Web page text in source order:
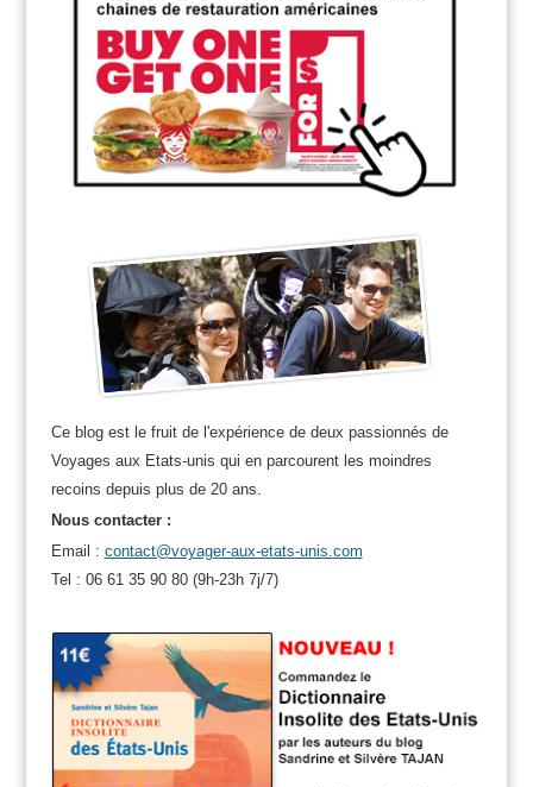
Ce blog est le fruit de l'expérience de deux passionnés de
Voyages aux Etats-unis qui en parcourent les moindres
recoins depuis plus de 20 ans.
Nous contacter :
Email : contact@voyager-aux-etats-unis.com
Tel : 06 61 35 90 80 (9h-23h 7j/7)